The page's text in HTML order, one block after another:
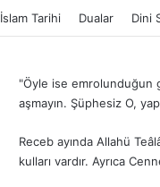
İslam Tarihi Dualar Dini
"Öyle ise emrolunduğun
aşmayın. Şüphesiz O,
Receb ayında Allahü
kulları vardır. Ayrıca